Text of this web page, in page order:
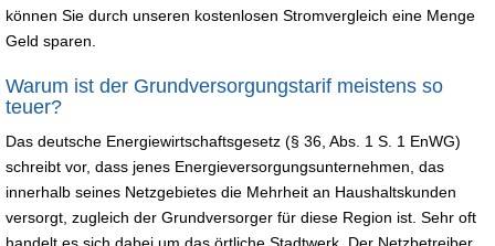
können Sie durch unseren kostenlosen Stromvergleich eine Menge
Geld sparen.
Warum ist der Grundversorgungstarif meistens so
teuer?
Das deutsche Energiewirtschaftsgesetz (§ 36, Abs. 1 S. 1 EnWG)
schreibt vor, dass jenes Energieversorgungsunternehmen, das
innerhalb seines Netzgebietes die Mehrheit an Haushaltskunden
versorgt, zugleich der Grundversorger für diese Region ist. Sehr oft
handelt es sich dabei um das örtliche Stadtwerk. Der Netzbetreiber